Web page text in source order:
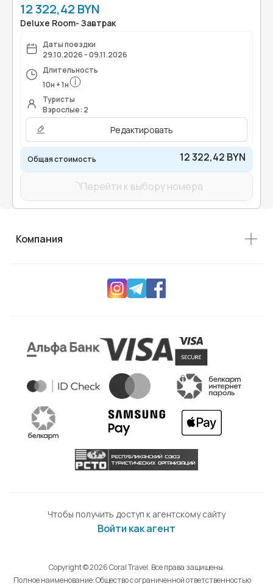
12 322,42 BYN
Deluxe Room- Завтрак
Даты поездки
29.10.2026 - 09.11.2026
Длительность
10н +1н
Туристы
Взрослые: 2
Редактировать
Общая стоимость 12 322,42 BYN
Перейти к выбору номера
Компания
Чтобы получить доступ к агентскому сайту
Войти как агент
Copyright © 2026 Coral Travel. Все права защищены.
Полное наименование: Общество с ограниченной ответственностью